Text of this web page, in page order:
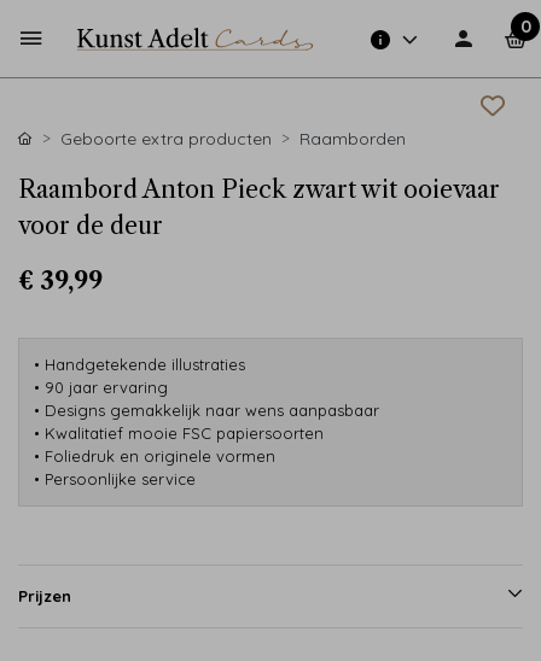
0
Geboorte extra producten Raamborden
Raambord Anton Pieck zwart wit ooievaar
voor de deur
€ 39,99
• Handgetekende illustraties
• 90 jaar ervaring
• Designs gemakkelijk naar wens aanpasbaar
• Kwalitatief mooie FSC papiersoorten
• Foliedruk en originele vormen
• Persoonlijke service
Prijzen